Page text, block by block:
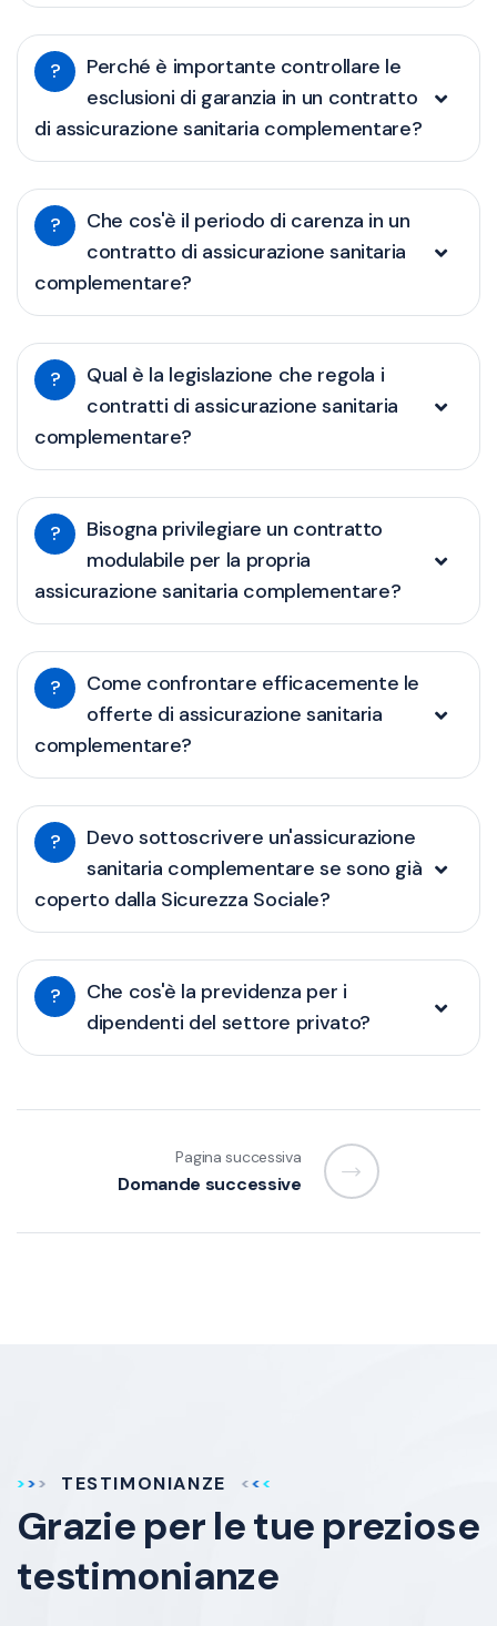
?
Perché è importante controllare le
esclusioni di garanzia in un contratto
di assicurazione sanitaria complementare?
?
Che cos'è il periodo di carenza in un
contratto di assicurazione sanitaria
complementare?
?
Qual è la legislazione che regola i
contratti di assicurazione sanitaria
complementare?
?
Bisogna privilegiare un contratto
modulabile per la propria
assicurazione sanitaria complementare?
?
Come confrontare efficacemente le
offerte di assicurazione sanitaria
complementare?
?
Devo sottoscrivere un'assicurazione
sanitaria complementare se sono già
coperto dalla Sicurezza Sociale?
?
Che cos'è la previdenza per i
dipendenti del settore privato?
Pagina successiva
Domande successive
TESTIMONIANZE
Grazie per le tuepreziose
testimonianze